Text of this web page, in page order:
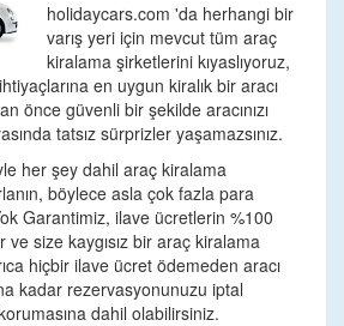
holidaycars.com 'da herhangi bir
varış yeri için mevcut tüm araç
kiralama şirketlerini kıyaslıyoruz,
en uygun kiralık bir aracı
önce güvenli bir şekilde aracınızı
tatsız sürprizler yaşamazsınız.
her şey dahil araç kiralama
böylece asla çok fazla para
Garantimiz, ilave ücretlerin %100
ve size kaygısız bir araç kiralama
hiçbir ilave ücret ödemeden aracı
kadar rezervasyonunuzu iptal
dahil olabilirsiniz.